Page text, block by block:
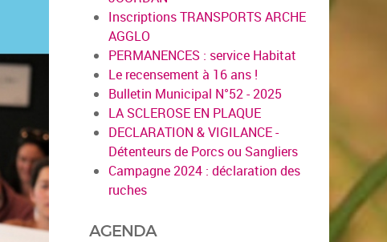
Inscriptions TRANSPORTS ARCHE
AGGLO
PERMANENCES : service Habitat
Le recensement à 16 ans !
Bulletin Municipal N°52 - 2025
LA SCLEROSE EN PLAQUE
DECLARATION & VIGILANCE -
Détenteurs de Porcs ou Sangliers
Campagne 2024 : déclaration des
ruches
AGENDA